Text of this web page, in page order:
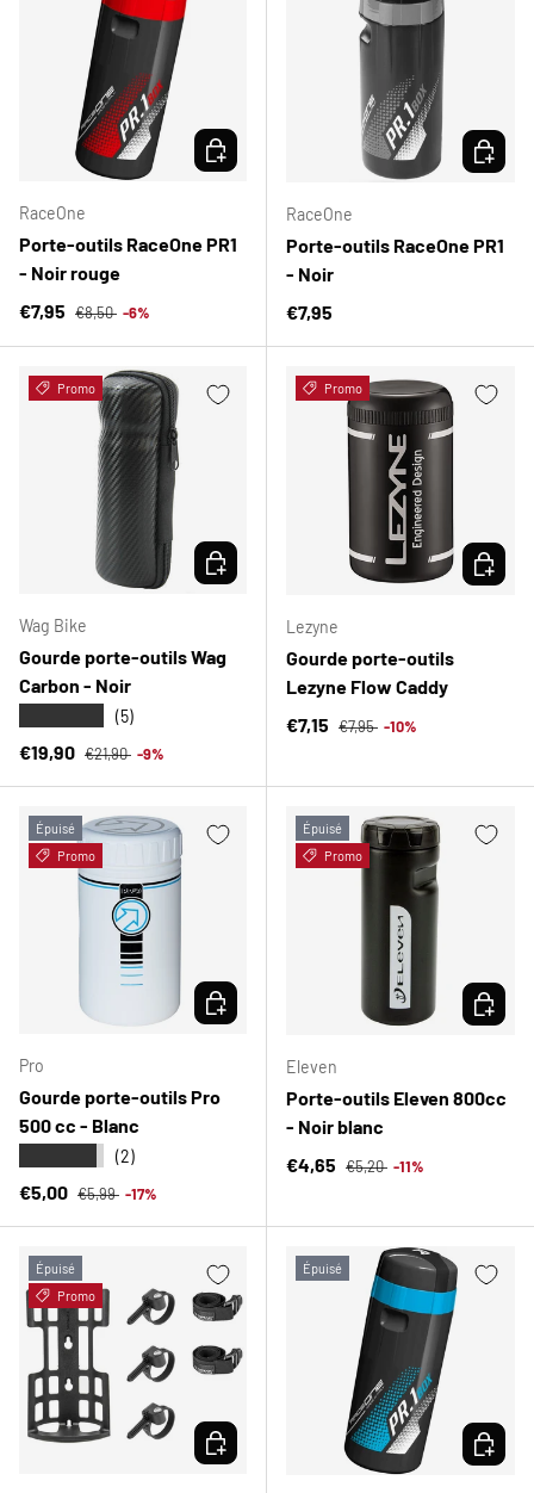
RaceOne
Porte-outils RaceOne PR1
- Noir rouge
Prix soldé
€7,95 Prix habituel
€8,50 -6%
CHOISIR LES OPTIONS
RaceOne
Porte-outils RaceOne PR1
- Noir
Prix habituel
€7,95
Promo
Wag Bike
Gourde porte-outils Wag
Carbon - Noir
(5)
Prix soldé
€19,90 Prix habituel
€21,90 -9%
CHOISIR LES OPTIONS
Promo
Lezyne
Gourde porte-outils
Lezyne Flow Caddy
Prix soldé
€7,15 Prix habituel
€7,95 -10%
Épuisé
Promo
Pro
Gourde porte-outils Pro
500 cc - Blanc
(2)
Prix soldé
€5,00 Prix habituel
€5,99 -17%
CHOISIR LES OPTIONS
Épuisé
Promo
Eleven
Porte-outils Eleven 800cc
- Noir blanc
Prix soldé
€4,65 Prix habituel
€5,20 -11%
Épuisé
Promo
CHOISIR LES OPTIONS
Épuisé